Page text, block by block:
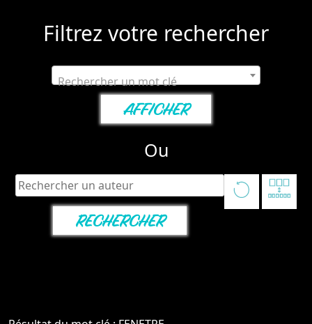
Filtrez votre rechercher
Rechercher un mot clé
Ou